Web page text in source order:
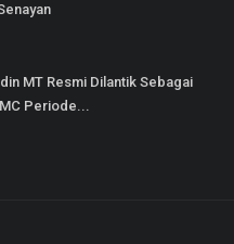
MT Resmi Dilantik Sebagai
Periode...